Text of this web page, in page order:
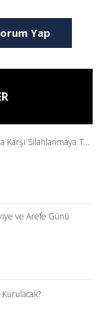
Yap
Karşı Silahlanmaya T...
ve Arefe Günü